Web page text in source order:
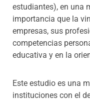
estudiantes), en una
importancia que la
empresas, sus
competencias
educativa y en la
Este estudio es una
instituciones con el